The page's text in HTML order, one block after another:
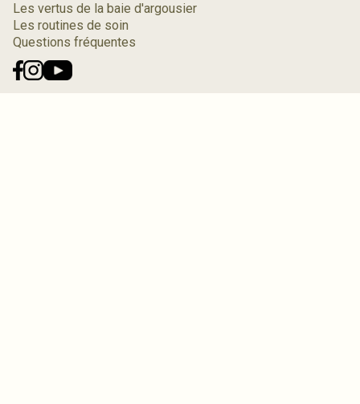
Les vertus de la baie d'argousier
Les routines de soin
Questions fréquentes